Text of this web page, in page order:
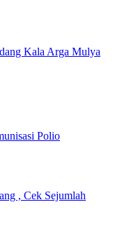
Kala Arga Mulya
Polio
, Cek Sejumlah